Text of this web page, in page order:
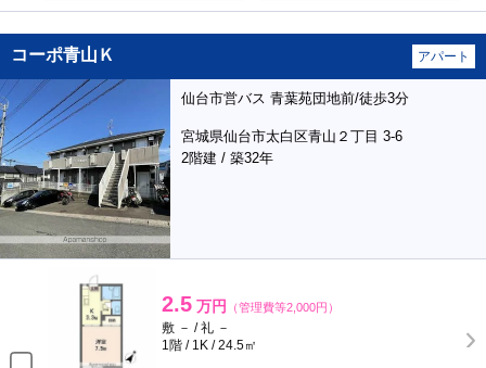
コーポ青山Ｋ アパート
仙台市営バス 青葉苑団地前/徒歩3分
宮城県仙台市太白区青山２丁目 3-6
2階建 / 築32年
2.5 万円 （管理費等2,000円）
敷 － / 礼 －
1階 / 1K / 24.5㎡